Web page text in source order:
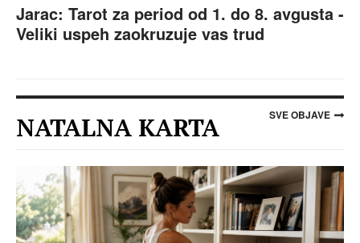
Jarac: Tarot za period od 1. do 8. avgusta -
Veliki uspeh zaokruzuje vas trud
NATALNA KARTA SVE OBJAVE